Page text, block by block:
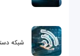
شبکه